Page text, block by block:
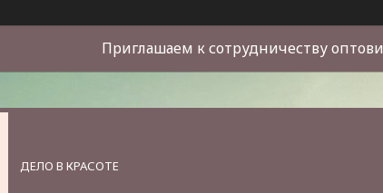
Приглашаем к сотрудничеству
ДЕЛО В КРАСОТЕ